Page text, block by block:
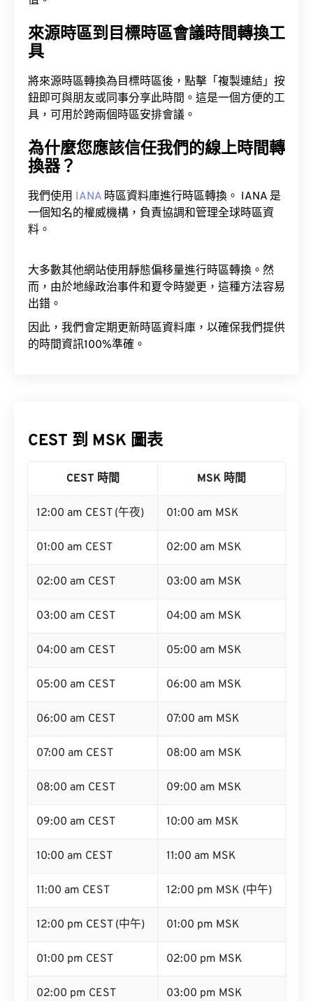
來源時區到目標時區會議時間轉換工
具
將來源時區轉換為目標時區後，點擊「複製連結」按
鈕即可與朋友或同事分享此時間。這是一個方便的工
具，可用於跨兩個時區安排會議。
為什麼您應該信任我們的線上時間轉
換器？
我們使用 IANA 時區資料庫進行時區轉換。 IANA 是
一個知名的權威機構，負責協調和管理全球時區資
料。
大多數其他網站使用靜態偏移量進行時區轉換。然
而，由於地緣政治事件和夏令時變更，這種方法容易
出錯。
因此，我們會定期更新時區資料庫，以確保我們提供
的時間資訊100%準確。
CEST 到 MSK 圖表
CEST 時間 MSK 時間
12:00 am CEST (午夜) 01:00 am MSK
01:00 am CEST 02:00 am MSK
02:00 am CEST 03:00 am MSK
03:00 am CEST 04:00 am MSK
04:00 am CEST 05:00 am MSK
05:00 am CEST 06:00 am MSK
06:00 am CEST 07:00 am MSK
07:00 am CEST 08:00 am MSK
08:00 am CEST 09:00 am MSK
09:00 am CEST 10:00 am MSK
10:00 am CEST 11:00 am MSK
11:00 am CEST 12:00 pm MSK (中午)
12:00 pm CEST (中午) 01:00 pm MSK
01:00 pm CEST 02:00 pm MSK
02:00 pm CEST 03:00 pm MSK